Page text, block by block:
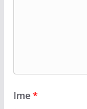
Ime*